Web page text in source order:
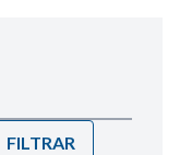
FILTRAR